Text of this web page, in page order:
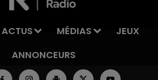
ACTUS MÉDIAS
JEUX
ANNONCEURS